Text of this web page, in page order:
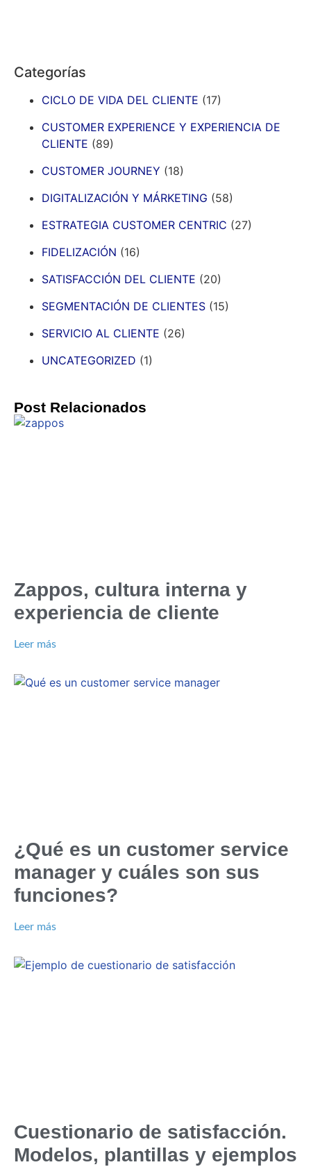
Categorías
CICLO DE VIDA DEL CLIENTE (17)
CUSTOMER EXPERIENCE Y EXPERIENCIA DE
CLIENTE (89)
CUSTOMER JOURNEY (18)
DIGITALIZACIÓN Y MÁRKETING (58)
ESTRATEGIA CUSTOMER CENTRIC (27)
FIDELIZACIÓN (16)
SATISFACCIÓN DEL CLIENTE (20)
SEGMENTACIÓN DE CLIENTES (15)
SERVICIO AL CLIENTE (26)
UNCATEGORIZED (1)
Post Relacionados
Zappos, cultura interna y
experiencia de cliente
Leer más
¿Qué es un customer service
manager y cuáles son sus
funciones?
Leer más
Cuestionario de satisfacción.
Modelos, plantillas y ejemplos